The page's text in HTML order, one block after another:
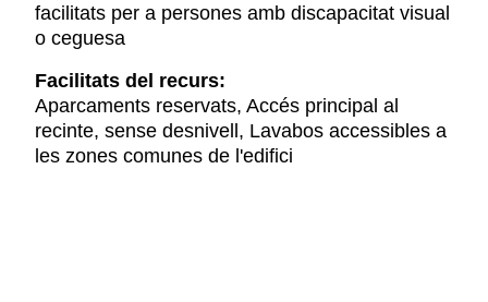
facilitats per a persones amb discapacitat visual
o ceguesa
Facilitats del recurs:
Aparcaments reservats, Accés principal al
recinte, sense desnivell, Lavabos accessibles a
les zones comunes de l'edifici